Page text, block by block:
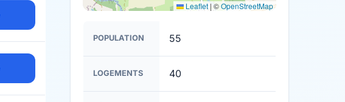
Leaflet | ©OpenStreetMap
POPULATION 55
LOGEMENTS 40